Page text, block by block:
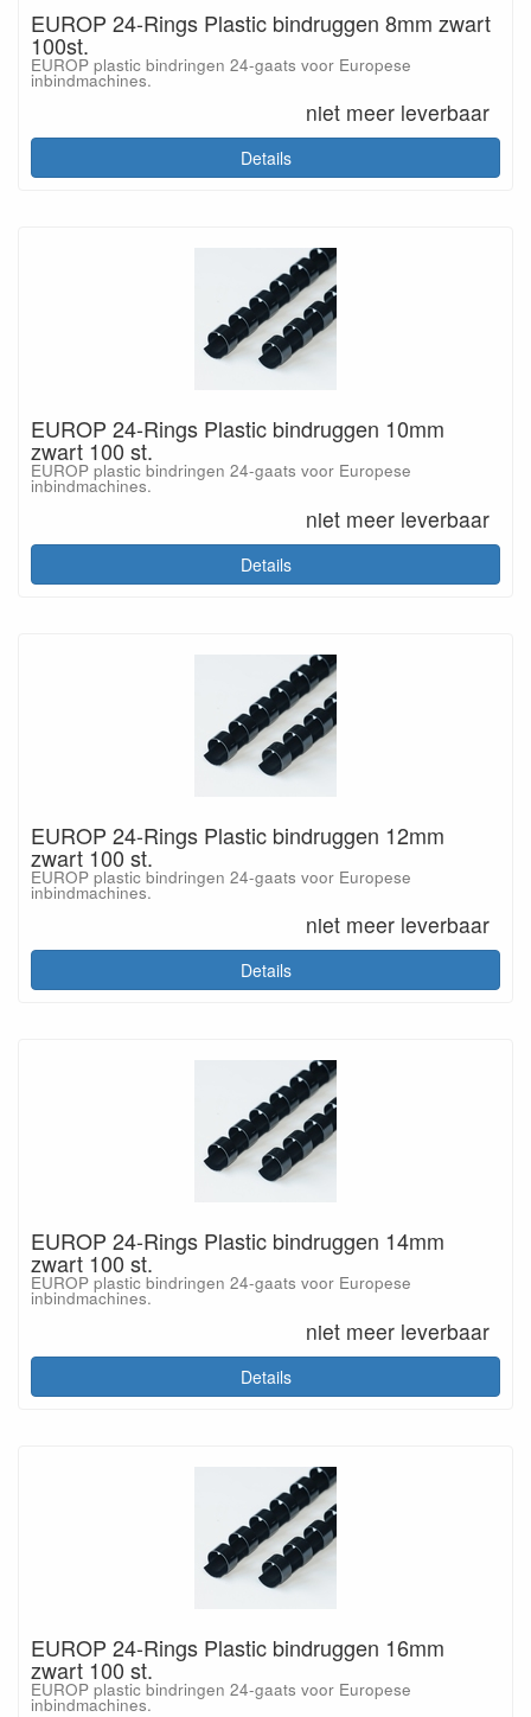
EUROP 24-Rings Plastic bindruggen 8mm zwart
100st.
EUROP plastic bindringen 24-gaats voor Europese
inbindmachines.
niet meer leverbaar
Details
EUROP 24-Rings Plastic bindruggen 10mm
zwart 100 st.
EUROP plastic bindringen 24-gaats voor Europese
inbindmachines.
niet meer leverbaar
Details
EUROP 24-Rings Plastic bindruggen 12mm
zwart 100 st.
EUROP plastic bindringen 24-gaats voor Europese
inbindmachines.
niet meer leverbaar
Details
EUROP 24-Rings Plastic bindruggen 14mm
zwart 100 st.
EUROP plastic bindringen 24-gaats voor Europese
inbindmachines.
niet meer leverbaar
Details
EUROP 24-Rings Plastic bindruggen 16mm
zwart 100 st.
EUROP plastic bindringen 24-gaats voor Europese
inbindmachines.